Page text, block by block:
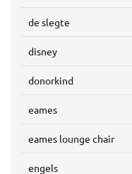
de slegte
disney
donorkind
eames
eames lounge chair
engels